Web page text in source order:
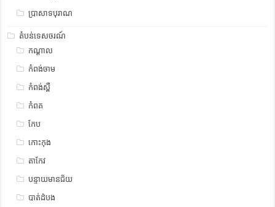
ប្រាសាទបុរាណ
តំបន់ទេសចរណ៍
កណ្តាល
កំពង់ចាម
កំពង់ស្ពឺ
កំពត
កែប
កោះកុង
តាកែវ
បន្ទាយមានជ័យ
បាត់ដំបង